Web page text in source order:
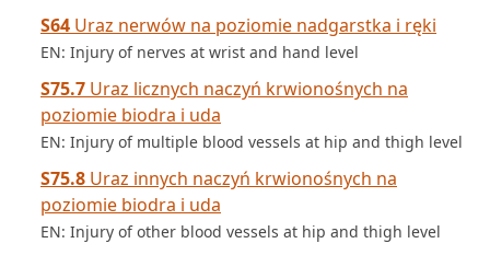
S64 Uraz nerwów na poziomie nadgarstka i ręki
EN: Injury of nerves at wrist and hand level
S75.7 Uraz licznych naczyń krwionośnych na
poziomie biodra i uda
EN: Injury of multiple blood vessels at hip and thigh level
S75.8 Uraz innych naczyń krwionośnych na
poziomie biodra i uda
EN: Injury of other blood vessels at hip and thigh level